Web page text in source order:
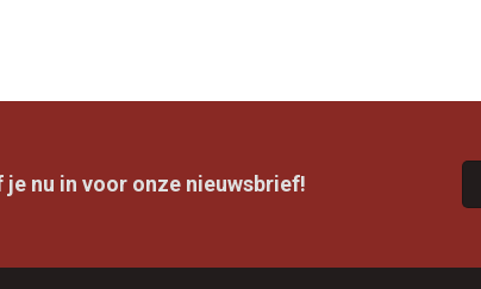
nu in voor onze nieuwsbrief!